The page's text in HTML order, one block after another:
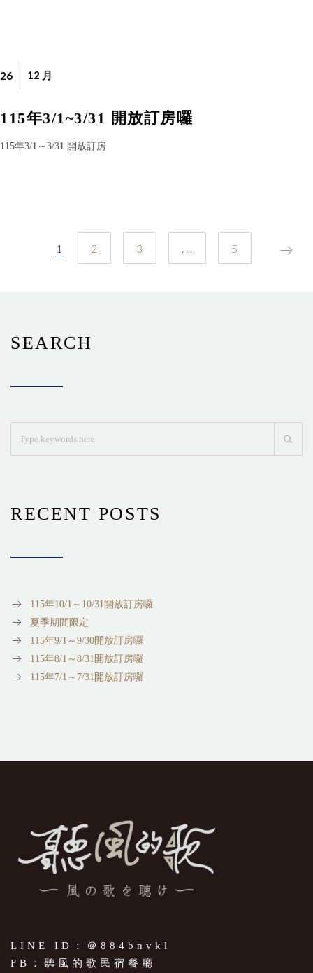
12 月
26
115年3/1~3/31 開放訂房囉
115年3/1～3/31 開放訂房
頁
1 2 3 ... 5
SEARCH
RECENT POSTS
115年10/1～10/31開放訂房囉
夏季期間限定
115年9/1～9/30開放訂房囉
115年8/1～8/31開放訂房囉
115年7/1～7/31開放訂房囉
LINE ID：＠884bnvkl
FB：聽風的歌民宿餐廳